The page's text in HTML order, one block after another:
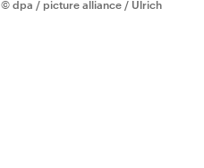
© dpa / picture alliance / Ulrich